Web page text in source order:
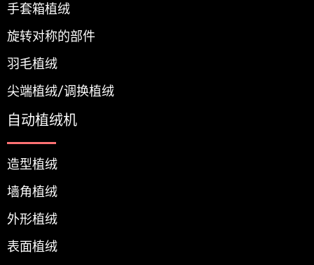
自动植绒机
造型植绒
墙角植绒
外形植绒
表面植绒
手套箱植绒
旋转对称的部件
羽毛植绒
尖端植绒/调换植绒